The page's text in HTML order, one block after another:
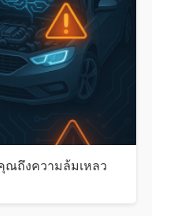
ณถึงความล้มเหลว